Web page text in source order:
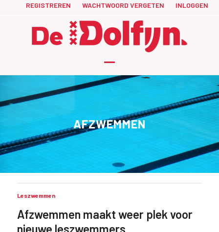
REGISTREREN WACHTWOORD VERGETEN INLOGGEN
Open
Close
AFZWEMMEN
Leszwemmen
Afzwemmen maakt weer plek voor
nieuwe leszwemmers